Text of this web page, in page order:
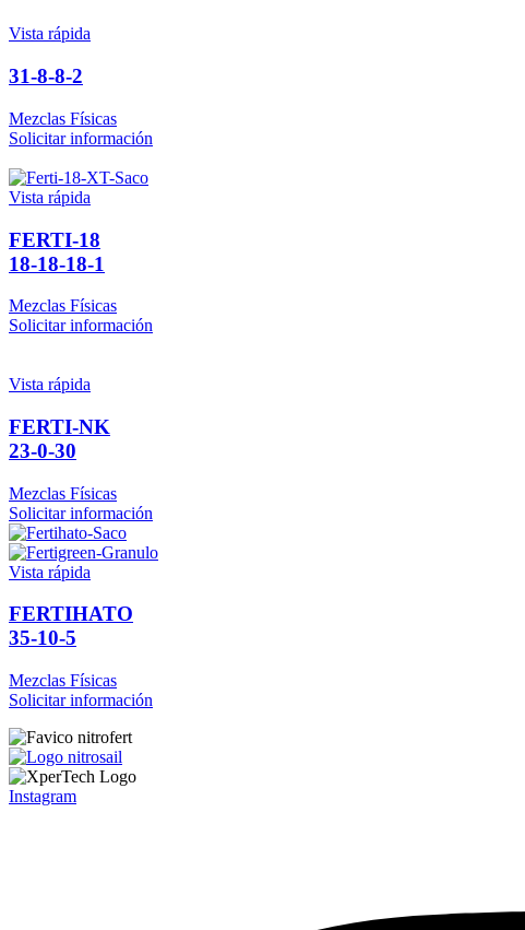
Vista rápida
31-8-8-2
Mezclas Físicas
Solicitar información
Vista rápida
FERTI-18
18-18-18-1
Mezclas Físicas
Solicitar información
Vista rápida
FERTI-NK
23-0-30
Mezclas Físicas
Solicitar información
Vista rápida
FERTIHATO
35-10-5
Mezclas Físicas
Solicitar información
Instagram